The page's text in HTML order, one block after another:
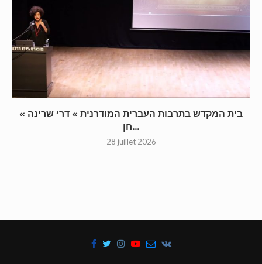
« בית המקדש בתרבות העברית המודרנית » דר’ שרינה
חן...
28 juillet 2026